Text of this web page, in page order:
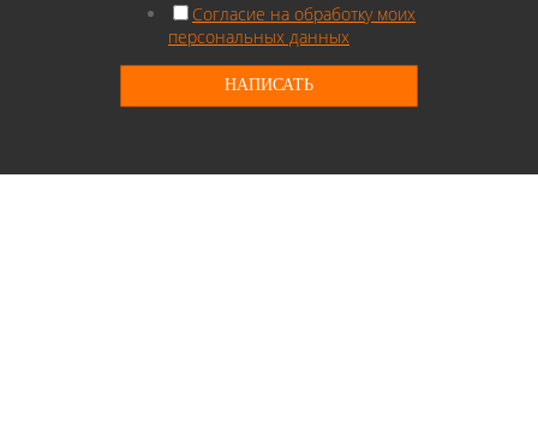
Согласие на обработку моих
персональных данных
НАПИСАТЬ